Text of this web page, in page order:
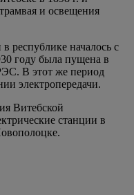
и освещения
республике началось с
году была пущена в
В этот же период
электропередачи.
Витебской
станции в